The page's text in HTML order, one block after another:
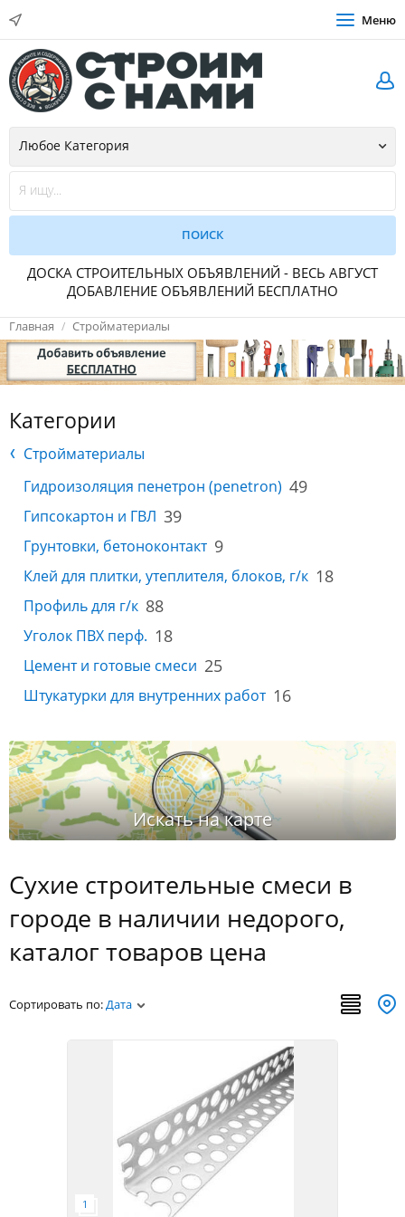
Меню
ДОСКА СТРОИТЕЛЬНЫХ ОБЪЯВЛЕНИЙ - ВЕСЬ АВГУСТ
ДОБАВЛЕНИЕ ОБЪЯВЛЕНИЙ БЕСПЛАТНО
Главная Стройматериалы
Категории
Стройматериалы
Гидроизоляция пенетрон (penetron) 49
Гипсокартон и ГВЛ 39
Грунтовки, бетоноконтакт 9
Клей для плитки, утеплителя, блоков, г/к 18
Профиль для г/к 88
Уголок ПВХ перф. 18
Цемент и готовые смеси 25
Штукатурки для внутренних работ 16
Сухие строительные смеси в
городе в наличии недорого,
каталог товаров цена
Сортировать по:Дата